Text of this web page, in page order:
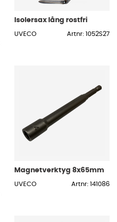
Isolersax lång rostfri
UVECO Artnr: 1052S27
Magnetverktyg 8x65mm
UVECO Artnr: 141086